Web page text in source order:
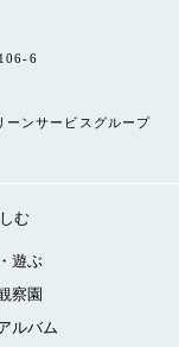
6
ーンサービスグループ
む
遊ぶ
察園
ルバム